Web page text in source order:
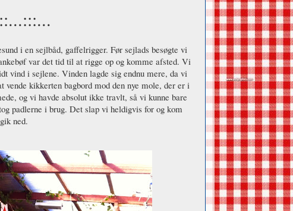
i en sejlbåd, gaffelrigger. Før sejlads besøgte vi
var det tid til at rigge op og komme afsted. Vi
vind i sejlene. Vinden lagde sig endnu mere, da vi
kikkerten bagbord mod den nye mole, der er i
og vi havde absolut ikke travlt, så vi kunne bare
padlerne i brug. Det slap vi heldigvis for og kom
ned.